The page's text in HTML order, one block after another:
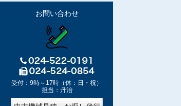
お問い合わせ
受付：9時～17時（休：日・祝）
担当：丹治